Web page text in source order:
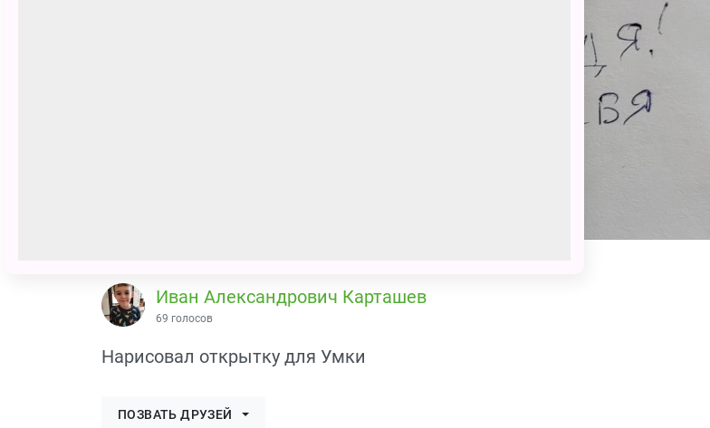
Иван Александрович Карташев
69 голосов
Нарисовал открытку для Умки
ПОЗВАТЬ ДРУЗЕЙ